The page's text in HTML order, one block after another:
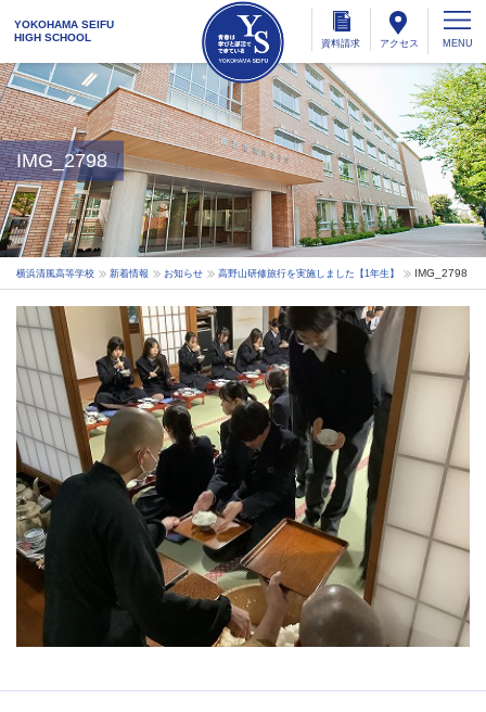
YOKOHAMA SEIFU
HIGH SCHOOL
資料請求 アクセス
IMG_2798
横浜清風高等学校 新着情報 お知らせ 高野山研修旅行を実施しました【1年生】 IMG_2798